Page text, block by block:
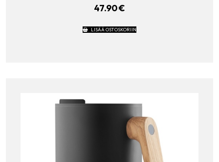
47.90€
LISÄÄ OSTOSKORIIN